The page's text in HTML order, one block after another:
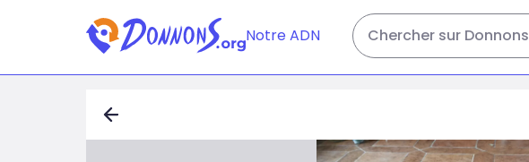
Notre ADN Chercher sur Donnons